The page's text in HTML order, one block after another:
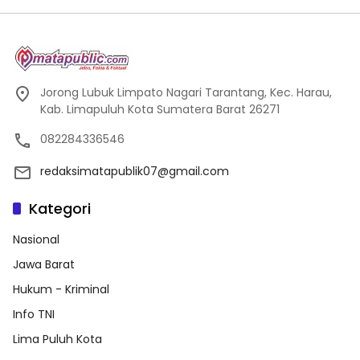
Jorong Lubuk Limpato Nagari Tarantang, Kec. Harau,
Kab. Limapuluh Kota Sumatera Barat 26271
082284336546
redaksimatapublik07@gmail.com
Kategori
Nasional
Jawa Barat
Hukum - Kriminal
Info TNI
Lima Puluh Kota